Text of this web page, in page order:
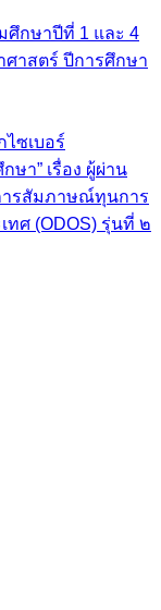
ศึกษาปีที่ 1 และ 4
ศาสตร์ ปีการศึกษา
ซเบอร์
ษา” เรื่อง ผู้ผ่าน
ารสัมภาษณ์ทุนการ
ศ (ODOS) รุ่นที่ ๒